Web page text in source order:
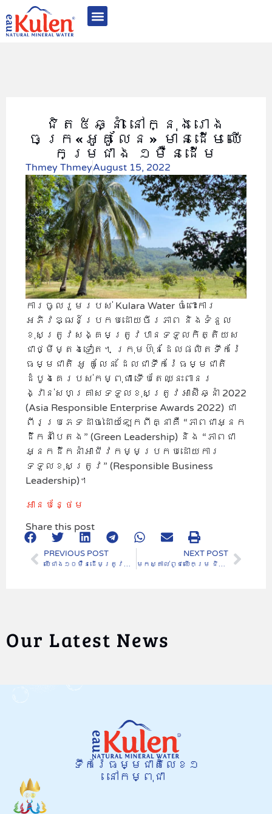
ជិត៥ឆ្នាំ នៅក្នុងរោង
ចក្រ«អូគូលែន» មានដើមឈើ
កម្រជាង ១ម៉ឺនដើម
Thmey ThmeyAugust 15, 2022
ការចូលរួមរបស់ Kulara Water ចំពោះការ
អភិវឌ្ឍន៍ប្រកបដោយចីរភាព និងទំនួល
ខុសត្រូវសង្គមត្រូវបានទទួលកិត្តិយស
ជាថ្មីម្តងទៀត។ ក្រុមហ៊ុនដែលផលិតទឹករ៉ែ
ធម្មជាតិ អូ គូលែន ដែលជាទឹករ៉ែធម្មជាតិ
ដំបូងគេរបស់កម្ពុជា ទើបតែឈ្នះពានរ
ង្វាន់សហគ្រាសទទួលខុសត្រូវអាស៊ីឆ្នាំ 2022
(Asia Responsible Enterprise Awards 2022) ជា
ពីរប្រភេទដាច់ដោយឡែកពីគ្នាគឺ “ភាពជាអ្នក
ដឹកនាំបៃតង” (Green Leadership) និង “ភាពជា
អ្នកដឹកនាំអាជីវកម្មប្រកបដោយការ
ទទួលខុសត្រូវ” (Responsible Business
Leadership)។
អាន​បន្ថែម
Share this post
PREVIOUS POST
ឈើជាង១០ម៉ឺនដើមត្រូវបានដាំលើដីជាង៨០០ហិកតា ដើម្បីស្ដារព្រៃឈើនៅស្រុកបន្ទាយស្រី និងតំបន់ភ្នំគូលែន
NEXT POST
មកស្គាល់ពូជឈើកម្រ ជិតផុតពូជ ប្រណីតយ៉ាងតិច៤០មុខ ដែលបានដាំស្ដារឡើងវិញនៅតំបន់ភ្នំគូលែន
Our Latest News
ទឹករ៉ែធម្មជាតិលេខ១
នៅកម្ពុជា